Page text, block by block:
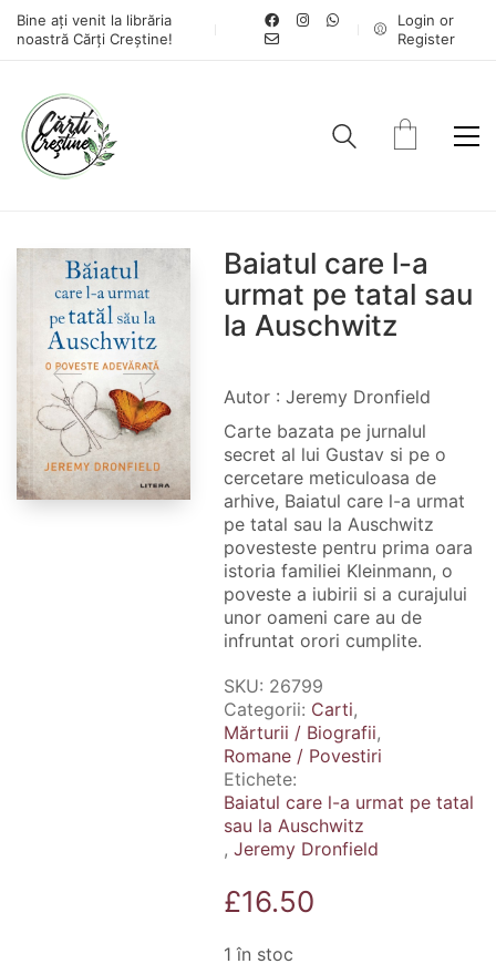
Bine ați venit la librăria
noastră Cărți Creștine!
Login or
Register
Baiatul care l-a
urmat pe tatal sau
la Auschwitz
Autor : Jeremy Dronfield
Carte bazata pe jurnalul
secret al lui Gustav si pe o
cercetare meticuloasa de
arhive, Baiatul care l-a urmat
pe tatal sau la Auschwitz
povesteste pentru prima oara
istoria familiei Kleinmann, o
poveste a iubirii si a curajului
unor oameni care au de
infruntat orori cumplite.
SKU: 26799
Categorii: Carti,
Mărturii / Biografii,
Romane / Povestiri
Etichete:
Baiatul care l-a urmat pe tatal
sau la Auschwitz
, Jeremy Dronfield
£16.50
1 în stoc